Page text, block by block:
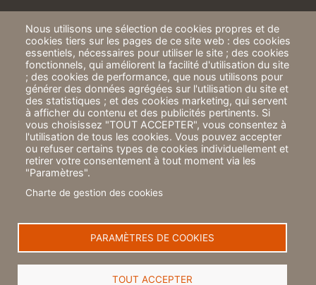
Nous utilisons une sélection de cookies propres et de
cookies tiers sur les pages de ce site web : des cookies
essentiels, nécessaires pour utiliser le site ; des cookies
fonctionnels, qui améliorent la facilité d'utilisation du site
; des cookies de performance, que nous utilisons pour
générer des données agrégées sur l'utilisation du site et
des statistiques ; et des cookies marketing, qui servent
à afficher du contenu et des publicités pertinents. Si
vous choisissez "TOUT ACCEPTER", vous consentez à
l'utilisation de tous les cookies. Vous pouvez accepter
ou refuser certains types de cookies individuellement et
retirer votre consentement à tout moment via les
"Paramètres".
Charte de gestion des cookies
PARAMÈTRES DE COOKIES
TOUT ACCEPTER
ICF Habitat
24 rue de Paradis
75010 PARIS
A propos
Mentions légales
Charte de gestion des cookies